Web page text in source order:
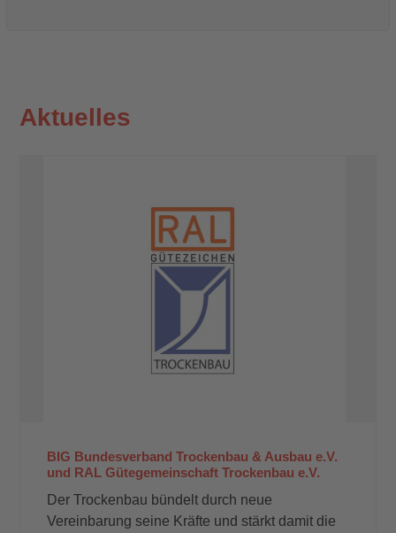
Aktuelles
BIG Bundesverband Trockenbau & Ausbau e.V.
und RAL Gütegemeinschaft Trockenbau e.V.
Der Trockenbau bündelt durch neue
Vereinbarung seine Kräfte und stärkt damit die